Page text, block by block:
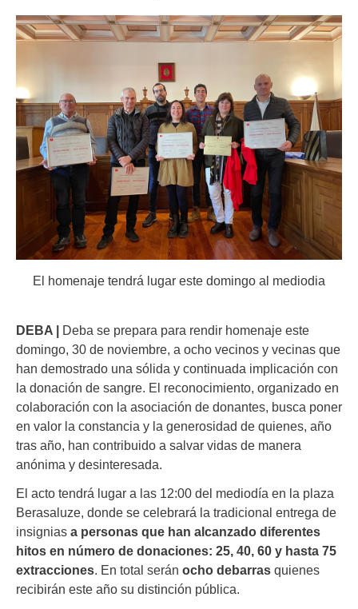
El homenaje tendrá lugar este domingo al mediodia
DEBA | Deba se prepara para rendir homenaje este
domingo, 30 de noviembre, a ocho vecinos y vecinas que
han demostrado una sólida y continuada implicación con
la donación de sangre. El reconocimiento, organizado en
colaboración con la asociación de donantes, busca poner
en valor la constancia y la generosidad de quienes, año
tras año, han contribuido a salvar vidas de manera
anónima y desinteresada.
El acto tendrá lugar a las 12:00 del mediodía en la plaza
Berasaluze, donde se celebrará la tradicional entrega de
insignias a personas que han alcanzado diferentes
hitos en número de donaciones: 25, 40, 60 y hasta 75
extracciones. En total serán ocho debarras quienes
recibirán este año su distinción pública.